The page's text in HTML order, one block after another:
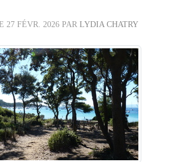
27 FÉVR. 2026PAR LYDIA CHATRY